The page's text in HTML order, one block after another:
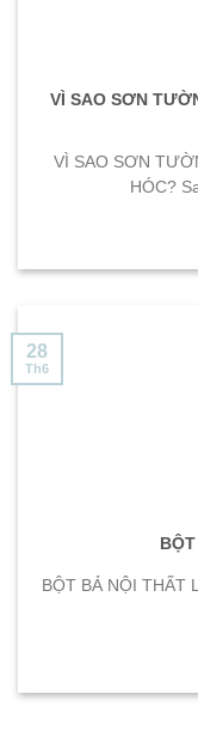
VÌ SAO SƠN
VÌ SAO SƠN
HÓC?
BỘT BẢ NỘI THẤT
28
Th6